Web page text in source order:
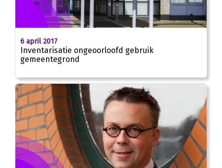
6 april 2017
Inventarisatie ongeoorloofd gebruik
gemeentegrond